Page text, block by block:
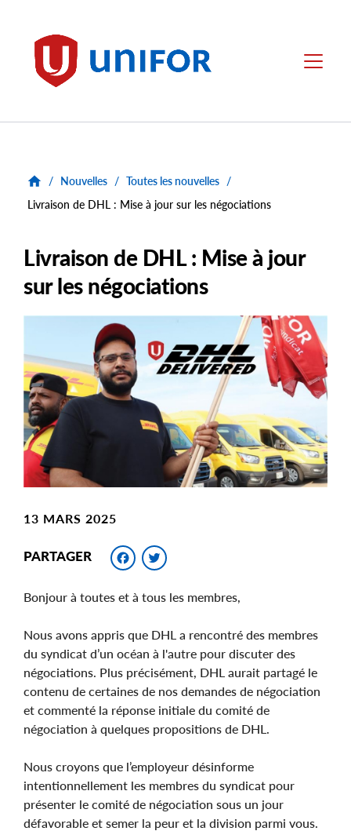
Unifor Menu
/ Nouvelles / Toutes les nouvelles /
Livraison de DHL : Mise à jour sur les négociations
Livraison de DHL : Mise à jour
sur les négociations
Image
13 MARS 2025
PARTAGER Facebook
Bonjour à toutes et à tous les membres,
Nous avons appris que DHL a rencontré des membres
du syndicat d’un océan à l'autre pour discuter des
négociations. Plus précisément, DHL aurait partagé le
contenu de certaines de nos demandes de négociation
et commenté la réponse initiale du comité de
négociation à quelques propositions de DHL.
Nous croyons que l’employeur désinforme
intentionnellement les membres du syndicat pour
présenter le comité de négociation sous un jour
défavorable et semer la peur et la division parmi vous.